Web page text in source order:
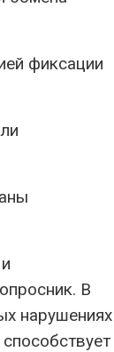
фиксации
В
нарушениях